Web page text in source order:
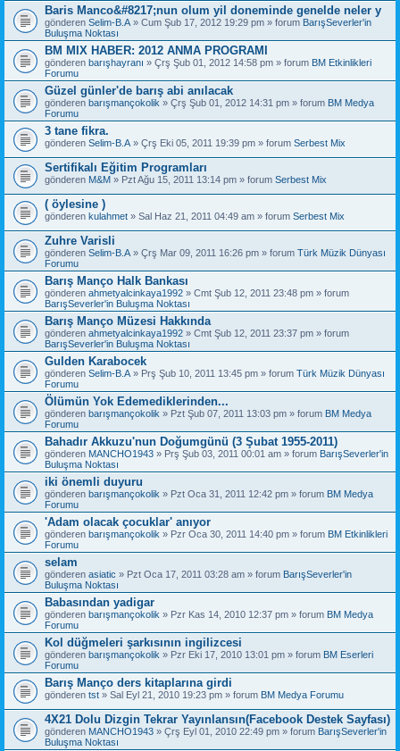
Baris Manco&#8217;nun olum yil doneminde genelde neler y
gönderen Selim-B.A » Cum Şub 17, 2012 19:29 pm » forum BarışSeverler'in
Buluşma Noktası
BM MIX HABER: 2012 ANMA PROGRAMI
gönderen barışhayranı » Çrş Şub 01, 2012 14:58 pm » forum BM Etkinlikleri
Forumu
Güzel günler'de barış abi anılacak
gönderen barışmançokolik » Çrş Şub 01, 2012 14:31 pm » forum BM Medya
Forumu
3 tane fikra.
gönderen Selim-B.A » Çrş Eki 05, 2011 19:39 pm » forum Serbest Mix
Sertifikalı Eğitim Programları
gönderen M&M » Pzt Ağu 15, 2011 13:14 pm » forum Serbest Mix
( öylesine )
gönderen kulahmet » Sal Haz 21, 2011 04:49 am » forum Serbest Mix
Zuhre Varisli
gönderen Selim-B.A » Çrş Mar 09, 2011 16:26 pm » forum Türk Müzik Dünyası
Forumu
Barış Manço Halk Bankası
gönderen ahmetyalcinkaya1992 » Cmt Şub 12, 2011 23:48 pm » forum
BarışSeverler'in Buluşma Noktası
Barış Manço Müzesi Hakkında
gönderen ahmetyalcinkaya1992 » Cmt Şub 12, 2011 23:37 pm » forum
BarışSeverler'in Buluşma Noktası
Gulden Karabocek
gönderen Selim-B.A » Prş Şub 10, 2011 13:45 pm » forum Türk Müzik Dünyası
Forumu
Ölümün Yok Edemediklerinden...
gönderen barışmançokolik » Pzt Şub 07, 2011 13:03 pm » forum BM Medya
Forumu
Bahadır Akkuzu'nun Doğumgünü (3 Şubat 1955-2011)
gönderen MANCHO1943 » Prş Şub 03, 2011 00:01 am » forum BarışSeverler'in
Buluşma Noktası
iki önemli duyuru
gönderen barışmançokolik » Pzt Oca 31, 2011 12:42 pm » forum BM Medya
Forumu
'Adam olacak çocuklar' anıyor
gönderen barışmançokolik » Pzr Oca 30, 2011 14:40 pm » forum BM Etkinlikleri
Forumu
selam
gönderen asiatic » Pzt Oca 17, 2011 03:28 am » forum BarışSeverler'in
Buluşma Noktası
Babasından yadigar
gönderen barışmançokolik » Pzr Kas 14, 2010 12:37 pm » forum BM Medya
Forumu
Kol düğmeleri şarkısının ingilizcesi
gönderen barışmançokolik » Pzr Eki 17, 2010 13:01 pm » forum BM Eserleri
Forumu
Barış Manço ders kitaplarına girdi
gönderen tst » Sal Eyl 21, 2010 19:23 pm » forum BM Medya Forumu
4X21 Dolu Dizgin Tekrar Yayınlansın(Facebook Destek Sayfası)
gönderen MANCHO1943 » Çrş Eyl 01, 2010 22:49 pm » forum BarışSeverler'in
Buluşma Noktası